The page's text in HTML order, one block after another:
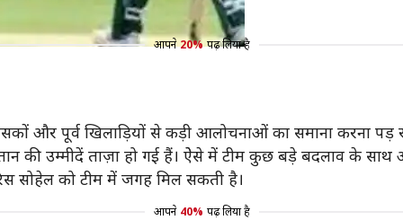
आपने 20% पढ़ लिया है
और पूर्व खिलाड़ियों से कड़ी आलोचनाओं का समाना करना पड़
की उम्मीदें ताज़ा हो गई हैं। ऐेसे में टीम कुछ बड़े बदलाव के
सोहेल को टीम में जगह मिल सकती है।
आपने 40% पढ़ लिया है